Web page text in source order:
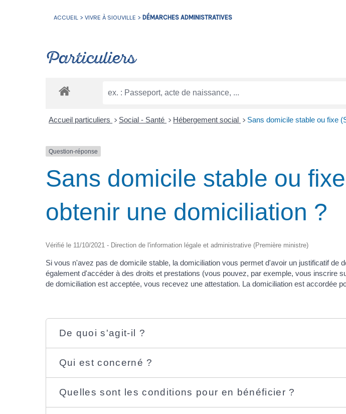
ACCUEIL > VIVRE À SIOUVILLE > DÉMARCHES ADMINISTRATIVES
Particuliers
Accueil particuliers > Social - Santé > Hébergement social > Sans domicile stable ou fixe
Question-réponse
Sans domicile stable ou
obtenir une domiciliation ?
Vérifié le 11/10/2021 - Direction de l'information légale et administrative (Première ministre)
Si vous n'avez pas de domicile stable, la domiciliation vous permet d'avoir un justificatif
également d'accéder à des droits et prestations (vous pouvez, par exemple, vous inscrire
de domiciliation est acceptée, vous recevez une attestation. La domiciliation est accordée
De quoi s'agit-il ?
Qui est concerné ?
Quelles sont les conditions pour en bénéficier ?